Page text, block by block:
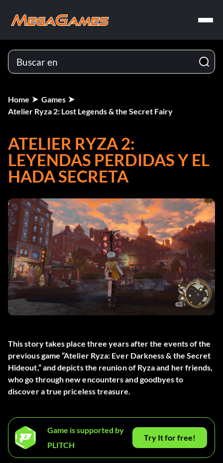
Home
Games
Atelier Ryza 2: Lost Legends & the Secret Fairy
ATELIER RYZA 2:
LEYENDAS PERDIDAS Y EL
HADA SECRETA
This story takes place three years after the events of the
previous game “Atelier Ryza: Ever Darkness & the Secret
Hideout,” and depicts the reunion of Ryza and her friends,
who go through new encounters and goodbyes to
discover a true priceless treasure.
Game is supported by
PLITCH
Try It for free!